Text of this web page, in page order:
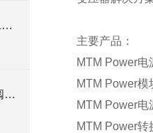
SONOTEC超声传感器SONOFLOW CO.55的特点介绍
德国Gemu盖米751系列金属球阀技术数据
主要产品：
MTM Power电
MTM Power模
MTM Power电
MTM Power转